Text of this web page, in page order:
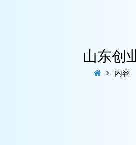
山东创
内容